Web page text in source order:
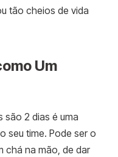
tão cheios de vida
Um
são 2 dias é uma
seu time. Pode ser o
chá na mão, de dar